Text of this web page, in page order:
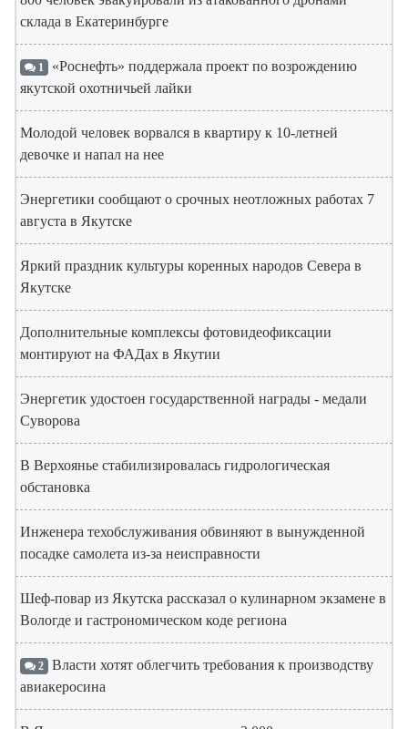
склада в Екатеринбурге
1 «Роснефть» поддержала проект по возрождению
якутской охотничьей лайки
Молодой человек ворвался в квартиру к 10-летней
девочке и напал на нее
Энергетики сообщают о срочных неотложных работах 7
августа в Якутске
Яркий праздник культуры коренных народов Севера в
Якутске
Дополнительные комплексы фотовидеофиксации
монтируют на ФАДах в Якутии
Энергетик удостоен государственной награды - медали
Суворова
В Верхоянье стабилизировалась гидрологическая
обстановка
Инженера техобслуживания обвиняют в вынужденной
посадке самолета из-за неисправности
Шеф-повар из Якутска рассказал о кулинарном экзамене в
Вологде и гастрономическом коде региона
2 Власти хотят облегчить требования к производству
авиакеросина